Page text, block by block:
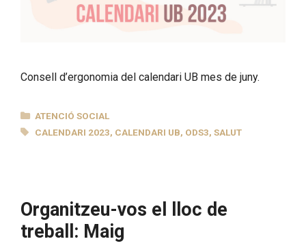
Consell d’ergonomia del calendari UB mes de juny.
CATEGORIES
ATENCIÓ SOCIAL
ETIQUETES
CALENDARI 2023, CALENDARI UB, ODS3,SALUT
Organitzeu-vos el lloc de
treball: Maig